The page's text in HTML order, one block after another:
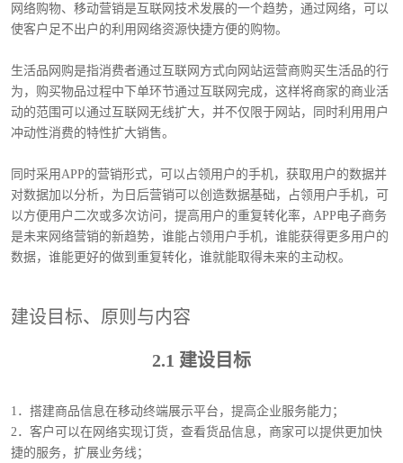
网络购物、移动营销是互联网技术发展的一个趋势，通过网络，可以
使客户足不出户的利用网络资源快捷方便的购物。
生活品网购是指消费者通过互联网方式向网站运营商购买生活品的行
为，购买物品过程中下单环节通过互联网完成，这样将商家的商业活
动的范围可以通过互联网无线扩大，并不仅限于网站，同时利用用户
冲动性消费的特性扩大销售。
同时采用APP的营销形式，可以占领用户的手机，获取用户的数据并
对数据加以分析，为日后营销可以创造数据基础，占领用户手机，可
以方便用户二次或多次访问，提高用户的重复转化率，APP电子商务
是未来网络营销的新趋势，谁能占领用户手机，谁能获得更多用户的
数据，谁能更好的做到重复转化，谁就能取得未来的主动权。
建设目标、原则与内容
2.1 建设目标
1．搭建商品信息在移动终端展示平台，提高企业服务能力；
2．客户可以在网络实现订货，查看货品信息，商家可以提供更加快
捷的服务，扩展业务线；